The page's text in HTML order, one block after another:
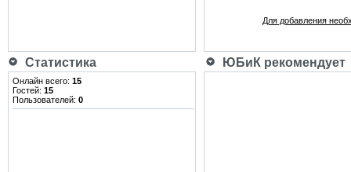
Для добавления
Статистика ЮБиК рекомендует
Онлайн всего: 15
Гостей: 15
Пользователей: 0